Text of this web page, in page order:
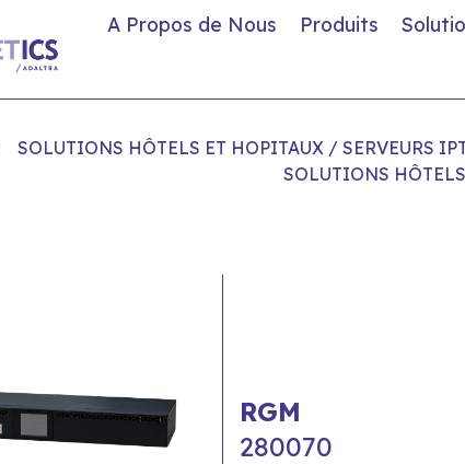
A Propos de Nous Produits
SOLUTIONS HÔTELS ET HOPITAUX / SERVEURS
SOLUTIONS HÔTELS
RGM
280070